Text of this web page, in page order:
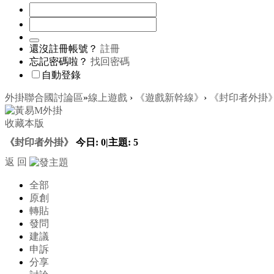
還沒註冊帳號？ 註冊
忘記密碼啦？ 找回密碼
自動登錄
外掛聯合國討論區»線上遊戲 › 《遊戲新幹線》 › 《封印者外掛
收藏本版
《封印者外掛》
今日: 0|主題: 5
返 回
全部
原創
轉貼
發問
建議
申訴
分享